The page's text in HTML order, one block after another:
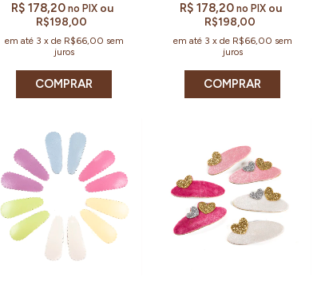
R$ 178,20 no PIX ou
R$198,00
em até 3 x de R$66,00 sem
juros
COMPRAR
R$ 178,20 no PIX ou
R$198,00
em até 3 x de R$66,00 sem
juros
COMPRAR